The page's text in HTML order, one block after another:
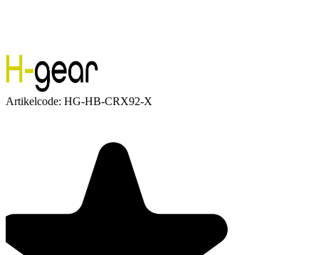
Artikelcode: HG-HB-CRX92-X